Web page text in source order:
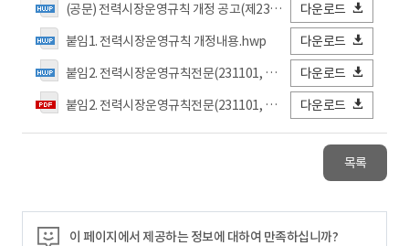
(공문) 전력시장운영규칙 개정 공고(제23-7차(긴급4차) 규칙개정위원회).hwp
다운로드
붙임1. 전력시장운영규칙 개정내용.hwp
다운로드
붙임2. 전력시장운영규칙전문(231101, 공고).hwp
다운로드
붙임2. 전력시장운영규칙전문(231101, 공고).pdf
다운로드
목록
이 페이지에서 제공하는 정보에 대하여 만족하십니까?